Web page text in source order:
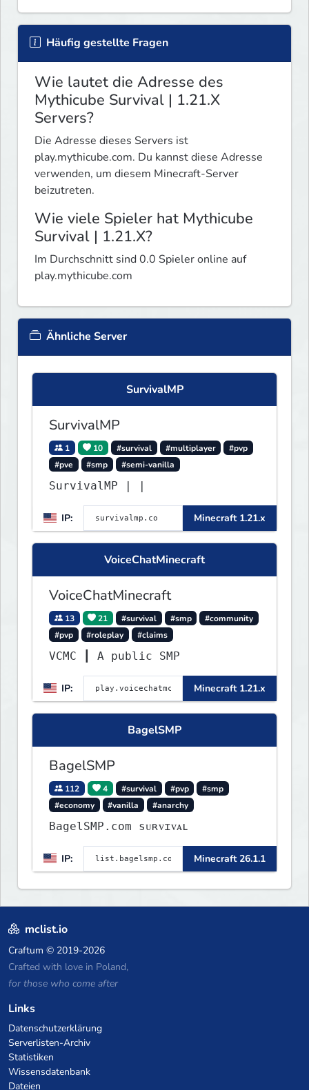
Häufig gestellte Fragen
Wie lautet die Adresse des
Mythicube Survival | 1.21.X
Servers?
Die Adresse dieses Servers ist
play.mythicube.com. Du kannst diese Adresse
verwenden, um diesem Minecraft-Server
beizutreten.
Wie viele Spieler hat Mythicube
Survival | 1.21.X?
Im Durchschnitt sind 0.0 Spieler online auf
play.mythicube.com
Ähnliche Server
SurvivalMP
SurvivalMP
1 10 #survival #multiplayer
#pvp
#pve
#smp #semi-vanilla
SurvivalMP | |
IP: Minecraft 1.21.x
VoiceChatMinecraft
VoiceChatMinecraft
13 21 #survival #smp
#community
#pvp
#roleplay #claims
VCMC ┃ A public SMP
IP: Minecraft 1.21.x
BagelSMP
BagelSMP
112 4 #survival #pvp
#smp
#economy
#vanilla #anarchy
BagelSMP.com ѕᴜʀᴠɪᴠᴀʟ
IP: Minecraft 26.1.1
mclist.io
Craftum © 2019-2026
Crafted with love in Poland,
for those who come after
Links
Datenschutzerklärung
Serverlisten-Archiv
Statistiken
Wissensdatenbank
Dateien